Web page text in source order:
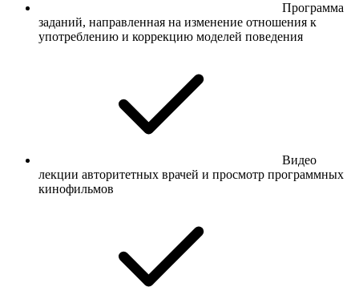
Программа
заданий, направленная на изменение отношения к
употреблению и коррекцию моделей поведения
Видео
лекции авторитетных врачей и просмотр программных
кинофильмов